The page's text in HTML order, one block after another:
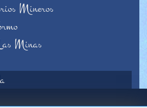
Mineros
Minas